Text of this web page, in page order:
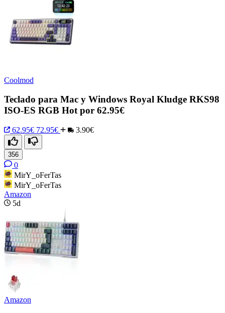
Coolmod
Teclado para Mac y Windows Royal Kludge RKS98
ISO-ES RGB Hot por 62.95€
62.95€ 72.95€ 3.90€
356
0
MirY_oFerTas
MirY_oFerTas
Amazon
5d
Amazon